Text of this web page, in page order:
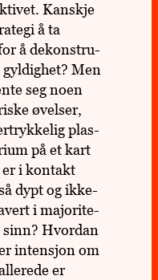
Kan­skje
å ta
å dekon­stru­
Men
seg noen
øvel­ser,
plas­
på et kart
er i kon­takt
dypt og ikke-
i majo­ri­te­
sinn? Hvor­dan
inten­sjon om
er